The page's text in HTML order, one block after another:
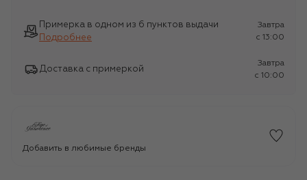
Примерка в одном из 6 пунктов выдачи
Подробнее
Завтра
c 13:00
Доставка с примеркой
Завтра
c 10:00
Добавить в любимые бренды